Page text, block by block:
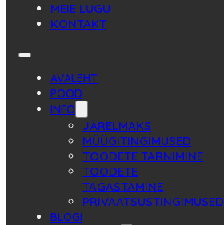
MEIE LUGU
KONTAKT
AVALEHT
POOD
INFO
JÄRELMAKS
MÜÜGITINGIMUSED
TOODETE TARNIMINE
TOODETE
TAGASTAMINE
PRIVAATSUSTINGIMUSED
BLOGI